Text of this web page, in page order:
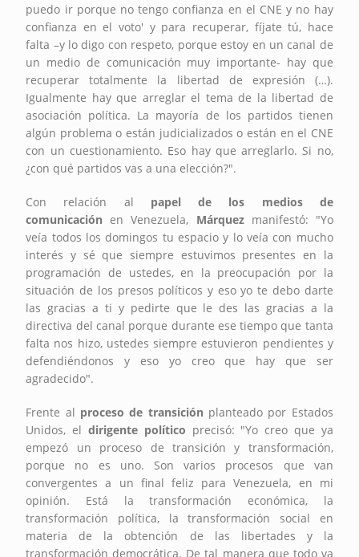
puedo ir porque no tengo confianza en el CNE y no hay
confianza en el voto' y para recuperar, fíjate tú, hace
falta –y lo digo con respeto, porque estoy en un canal de
un medio de comunicación muy importante- hay que
recuperar totalmente la libertad de expresión (…).
Igualmente hay que arreglar el tema de la libertad de
asociación política. La mayoría de los partidos tienen
algún problema o están judicializados o están en el CNE
con un cuestionamiento. Eso hay que arreglarlo. Si no,
¿con qué partidos vas a una elección?".
Con relación al papel de los medios de
comunicación en Venezuela, Márquezmanifestó: "Yo
veía todos los domingos tu espacio y lo veía con mucho
interés y sé que siempre estuvimos presentes en la
programación de ustedes, en la preocupación por la
situación de los presos políticos y eso yo te debo darte
las gracias a ti y pedirte que le des las gracias a la
directiva del canal porque durante ese tiempo que tanta
falta nos hizo, ustedes siempre estuvieron pendientes y
defendiéndonos y eso yo creo que hay que ser
agradecido".
Frente al proceso de transición planteado por Estados
Unidos, el dirigente político precisó: "Yo creo que ya
empezó un proceso de transición y transformación,
porque no es uno. Son varios procesos que van
convergentes a un final feliz para Venezuela, en mi
opinión. Está la transformación económica, la
transformación política, la transformación social en
materia de la obtención de las libertades y la
transformación democrática. De tal manera que todo va